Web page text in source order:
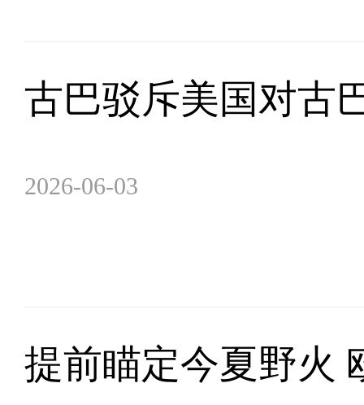
古巴驳斥美国对古
2026-06-03
提前瞄定今夏野火